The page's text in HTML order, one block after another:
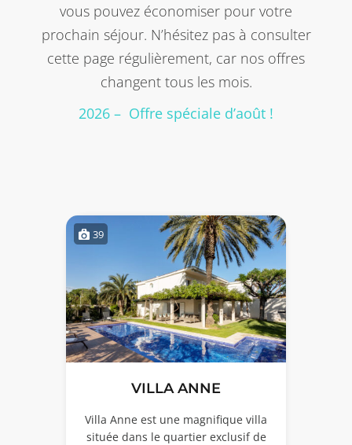
vous pouvez économiser pour votre
prochain séjour. N’hésitez pas à consulter
cette page régulièrement, car nos offres
changent tous les mois.
2026 – Offre spéciale d’août !
39
VILLA ANNE
Villa Anne est une magnifique villa
située dans le quartier exclusif de